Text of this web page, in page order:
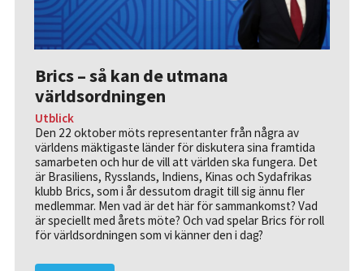
Brics – så kan de utmana
världsordningen
Utblick
Den 22 oktober möts representanter från några av
världens mäktigaste länder för diskutera sina framtida
samarbeten och hur de vill att världen ska fungera. Det
är Brasiliens, Rysslands, Indiens, Kinas och Sydafrikas
klubb Brics, som i år dessutom dragit till sig ännu fler
medlemmar. Men vad är det här för sammankomst? Vad
är speciellt med årets möte? Och vad spelar Brics för roll
för världsordningen som vi känner den i dag?